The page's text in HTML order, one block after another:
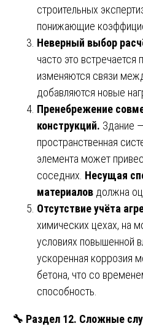
строительных
понижающие
Неверный выбор
часто это встречается
изменяются связи
добавляются новые
Пренебрежение
конструкций. Здание
пространственная
элемента может
соседних. Несущая
материалов должна
Отсутствие учёта
химических цехах, на
условиях повышенной
ускоренная коррозия
бетона, что со
способность.
🔧 Раздел 12. Сложные